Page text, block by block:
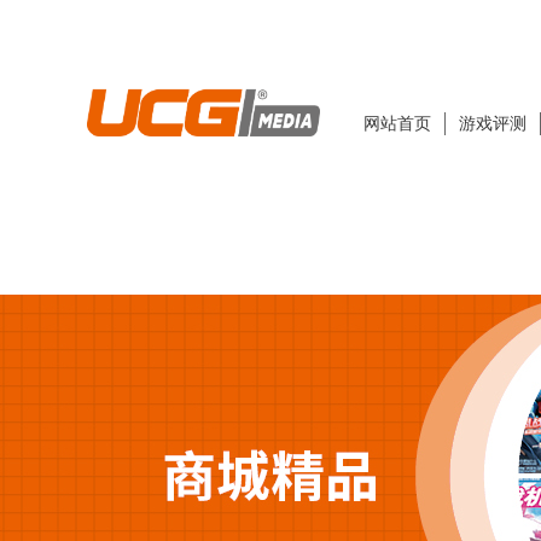
网站首页 游戏评测